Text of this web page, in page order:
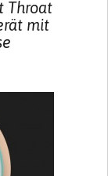
Throat
mit